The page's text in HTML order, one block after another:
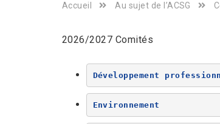
Accueil Au sujet de l’ACSG
2026/2027 Comités
Développement
Environnement